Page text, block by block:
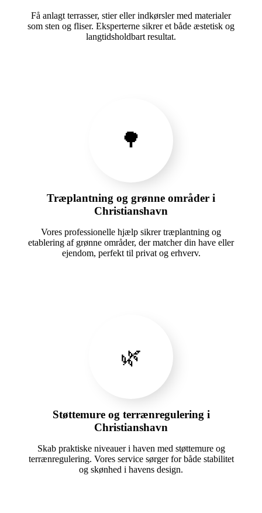
Få anlagt terrasser, stier eller indkørsler med materialer
som sten og fliser. Eksperterne sikrer et både æstetisk og
langtidsholdbart resultat.
🌳
Træplantning og grønne områder i
Christianshavn
Vores professionelle hjælp sikrer træplantning og
etablering af grønne områder, der matcher din have eller
ejendom, perfekt til privat og erhverv.
🌿
Støttemure og terrænregulering i
Christianshavn
Skab praktiske niveauer i haven med støttemure og
terrænregulering. Vores service sørger for både stabilitet
og skønhed i havens design.